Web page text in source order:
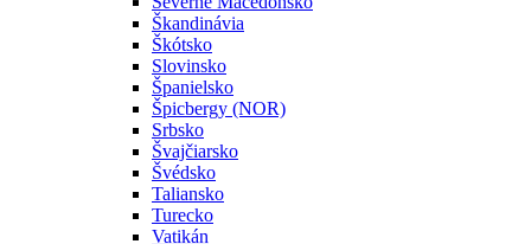
Škandinávia
Škótsko
Slovinsko
Španielsko
Špicbergy (NOR)
Srbsko
Švajčiarsko
Švédsko
Taliansko
Turecko
Vatikán